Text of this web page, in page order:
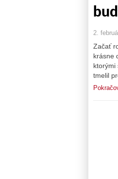
2.
Začať
krásne
ktorými
tmelil